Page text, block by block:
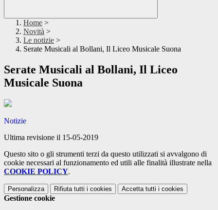
Home >
Novità >
Le notizie >
Serate Musicali al Bollani, Il Liceo Musicale Suona
Serate Musicali al Bollani, Il Liceo
Musicale Suona
Notizie
Ultima revisione il 15-05-2019
Questo sito o gli strumenti terzi da questo utilizzati si avvalgono di
cookie necessari al funzionamento ed utili alle finalità illustrate nella
COOKIE POLICY.
Personalizza Rifiuta tutti i cookies Accetta tutti i cookies
Gestione cookie